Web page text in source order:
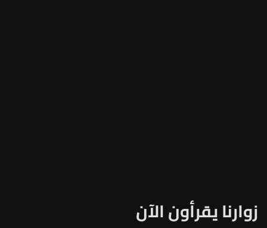
زوارنا يقرأون الآن